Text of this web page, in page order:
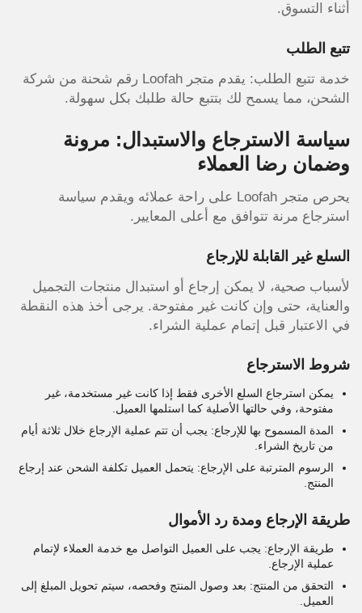
أثناء التسوق.
تتبع الطلب
خدمة تتبع الطلب: يقدم متجر Loofah رقم شحنة من شركة
الشحن، مما يسمح لك بتتبع حالة طلبك بكل سهولة.
سياسة الاسترجاع والاستبدال: مرونة
وضمان رضا العملاء
يحرص متجر Loofah على راحة عملائه ويقدم سياسة
استرجاع مرنة تتوافق مع أعلى المعايير.
السلع غير القابلة للإرجاع
لأسباب صحية، لا يمكن إرجاع أو استبدال منتجات التجميل
والعناية، حتى وإن كانت غير مفتوحة. يرجى أخذ هذه النقطة
في الاعتبار قبل إتمام عملية الشراء.
شروط الاسترجاع
يمكن استرجاع السلع الأخرى فقط إذا كانت غير مستخدمة، غير
مفتوحة، وفي حالتها الأصلية كما استلمها العميل.
المدة المسموح بها للإرجاع: يجب أن تتم عملية الإرجاع خلال ثلاثة أيام
من تاريخ الشراء.
الرسوم المترتبة على الإرجاع: يتحمل العميل تكلفة الشحن عند إرجاع
المنتج.
طريقة الإرجاع ومدة رد الأموال
طريقة الإرجاع: يجب على العميل التواصل مع خدمة العملاء لإتمام
عملية الإرجاع.
التحقق من المنتج: بعد وصول المنتج وفحصه، سيتم تحويل المبلغ إلى
العميل.